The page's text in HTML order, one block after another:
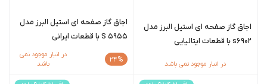
اجاق گاز صفحه ای استیل البرز مدل
s6902 با قطعات ایتالیایی
در انبار موجود نمی باشد
اجاق گاز صفحه ای استیل البرز مدل
S 5955 با قطعات ایرانی
24%
در انبار موجود نمی
باشد